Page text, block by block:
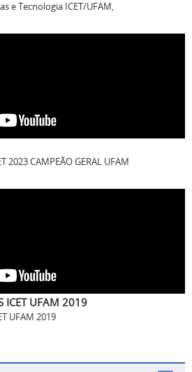
e Tecnologia ICET/UFAM,
2023 CAMPEÃO GERAL UFAM
ICET UFAM 2019
UFAM 2019